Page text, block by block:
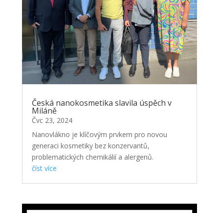
Česká nanokosmetika slavila úspěch v
Miláně
Čvc 23, 2024
Nanovlákno je klíčovým prvkem pro novou
generaci kosmetiky bez konzervantů,
problematických chemikálií a alergenů.
číst více